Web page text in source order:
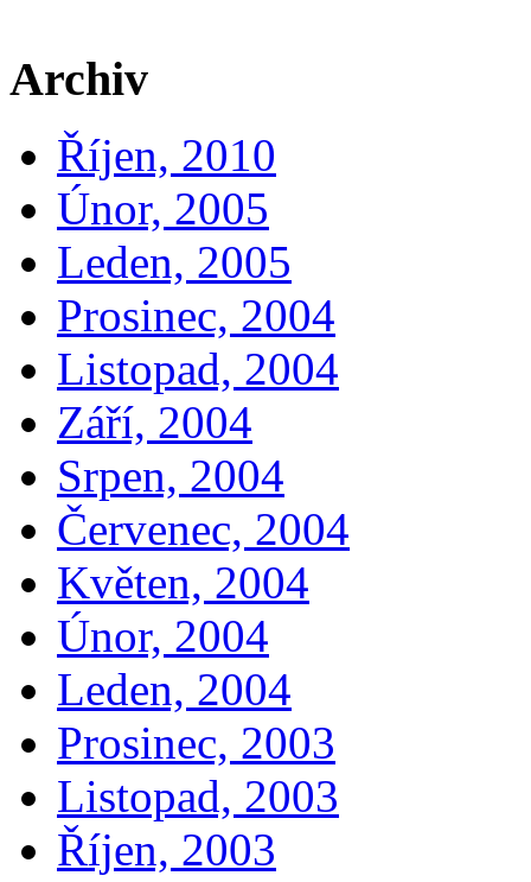
Archiv
Říjen, 2010
Únor, 2005
Leden, 2005
Prosinec, 2004
Listopad, 2004
Září, 2004
Srpen, 2004
Červenec, 2004
Květen, 2004
Únor, 2004
Leden, 2004
Prosinec, 2003
Listopad, 2003
Říjen, 2003